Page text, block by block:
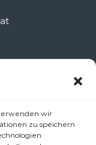
wir
zu speichern